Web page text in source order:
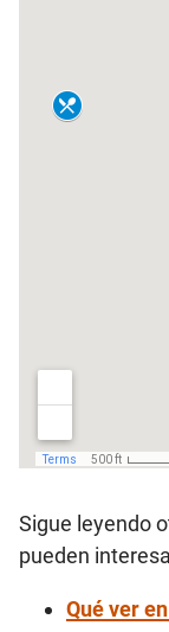
Sigue leyendo
pueden
Qué ver